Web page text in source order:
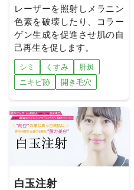
レーザーを照射しメラニン
色素を破壊したり、コラー
ゲン生成を促進させ肌の自
己再生を促します。
シミ くすみ
肝斑
ニキビ跡
開き毛穴
白玉注射